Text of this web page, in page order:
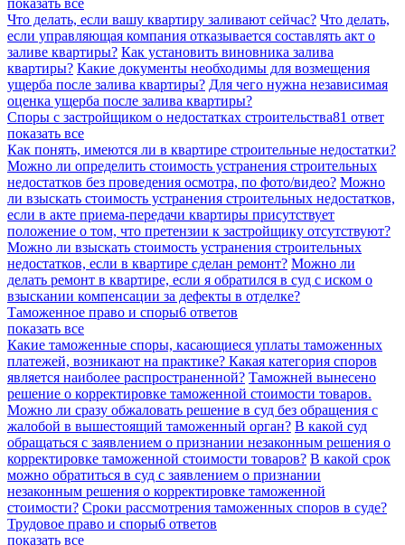
Что делать, если вашу квартиру заливают сейчас? Что делать,
если управляющая компания отказывается составлять акт о
заливе квартиры? Как установить виновника залива
квартиры? Какие документы необходимы для возмещения
ущерба после залива квартиры? Для чего нужна независимая
оценка ущерба после залива квартиры?
Споры с застройщиком о недостатках строительства81 ответ
показать все
Как понять, имеются ли в квартире строительные недостатки?
Можно ли определить стоимость устранения строительных
недостатков без проведения осмотра, по фото/видео? Можно
ли взыскать стоимость устранения строительных недостатков,
если в акте приема-передачи квартиры присутствует
положение о том, что претензии к застройщику отсутствуют?
Можно ли взыскать стоимость устранения строительных
недостатков, если в квартире сделан ремонт? Можно ли
делать ремонт в квартире, если я обратился в суд с иском о
взыскании компенсации за дефекты в отделке?
Таможенное право и споры6 ответов
показать все
Какие таможенные споры, касающиеся уплаты таможенных
платежей, возникают на практике? Какая категория споров
является наиболее распространенной? Таможней вынесено
решение о корректировке таможенной стоимости товаров.
Можно ли сразу обжаловать решение в суд без обращения с
жалобой в вышестоящий таможенный орган? В какой суд
обращаться с заявлением о признании незаконным решения о
корректировке таможенной стоимости товаров? В какой срок
можно обратиться в суд с заявлением о признании
незаконным решения о корректировке таможенной
стоимости? Сроки рассмотрения таможенных споров в суде?
Трудовое право и споры6 ответов
показать все